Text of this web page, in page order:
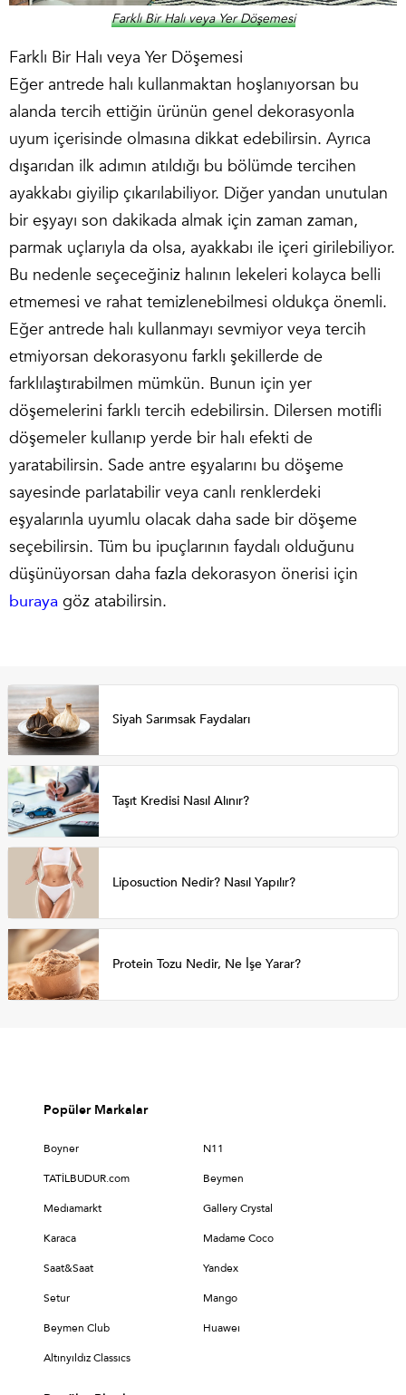
Farklı Bir Halı veya Yer Döşemesi
Farklı Bir Halı veya Yer Döşemesi
Eğer antrede halı kullanmaktan hoşlanıyorsan bu
alanda tercih ettiğin ürünün genel dekorasyonla
uyum içerisinde olmasına dikkat edebilirsin. Ayrıca
dışarıdan ilk adımın atıldığı bu bölümde tercihen
ayakkabı giyilip çıkarılabiliyor. Diğer yandan unutulan
bir eşyayı son dakikada almak için zaman zaman,
parmak uçlarıyla da olsa, ayakkabı ile içeri girilebiliyor.
Bu nedenle seçeceğiniz halının lekeleri kolayca belli
etmemesi ve rahat temizlenebilmesi oldukça önemli.
Eğer antrede halı kullanmayı sevmiyor veya tercih
etmiyorsan dekorasyonu farklı şekillerde de
farklılaştırabilmen mümkün. Bunun için yer
döşemelerini farklı tercih edebilirsin. Dilersen motifli
döşemeler kullanıp yerde bir halı efekti de
yaratabilirsin. Sade antre eşyalarını bu döşeme
sayesinde parlatabilir veya canlı renklerdeki
eşyalarınla uyumlu olacak daha sade bir döşeme
seçebilirsin. Tüm bu ipuçlarının faydalı olduğunu
düşünüyorsan daha fazla dekorasyon önerisi için
buraya göz atabilirsin.
Siyah Sarımsak Faydaları
Taşıt Kredisi Nasıl Alınır?
Liposuction Nedir? Nasıl Yapılır?
Protein Tozu Nedir, Ne İşe Yarar?
Popüler Markalar
Boyner N11
TATİLBUDUR.com Beymen
Medıamarkt Gallery Crystal
Karaca Madame Coco
Saat&Saat Yandex
Setur Mango
Beymen Club Huaweı
Altınyıldız Classıcs